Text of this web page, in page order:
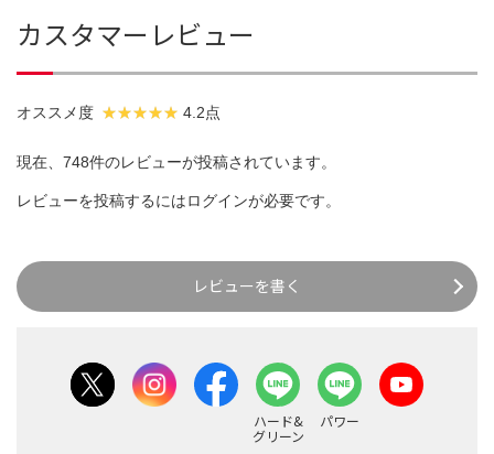
カスタマーレビュー
オススメ度 4.2点
現在、748件のレビューが投稿されています。
レビューを投稿するにはログインが必要です。
レビューを書く
ハード&
グリーン
パワー